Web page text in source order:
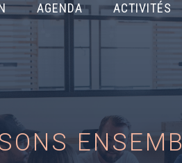
AGENDA ACTIVITÉS